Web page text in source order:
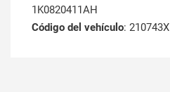
1K0820411AH
Código del vehículo: 210743X